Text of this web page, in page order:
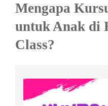
Mengapa
untuk Anak di
Class?